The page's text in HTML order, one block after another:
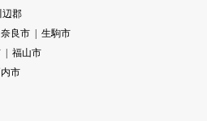
辺郡
奈良市
生駒市
福山市
市